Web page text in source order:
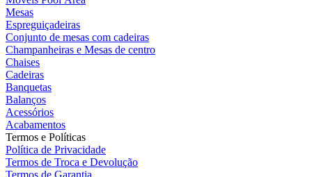
Mesas
Espreguiçadeiras
Conjunto de mesas com cadeiras
Champanheiras e Mesas de centro
Chaises
Cadeiras
Banquetas
Balanços
Acessórios
Acabamentos
Termos e Políticas
Política de Privacidade
Termos de Troca e Devolução
Termos de Garantia